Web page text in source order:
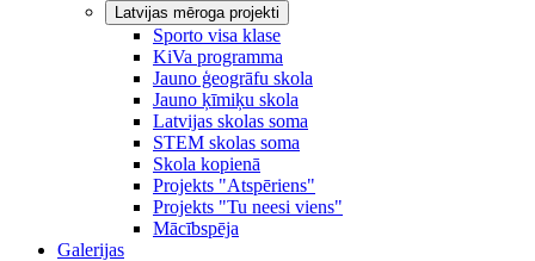
Latvijas mēroga projekti
Sporto visa klase
KiVa programma
Jauno ģeogrāfu skola
Jauno ķīmiķu skola
Latvijas skolas soma
STEM skolas soma
Skola kopienā
Projekts "Atspēriens"
Projekts "Tu neesi viens"
Mācībspēja
Galerijas